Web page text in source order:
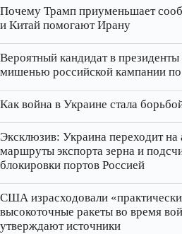
Почему Трамп приуменьшает
и Китай помогают Ирану
Вероятный кандидат в
мишенью российской кампании
Как война в Украине стала
Эксклюзив: Украина переходит на
маршруты экспорта зерна и
блокировки портов Россией
США израсходовали
высокоточные ракеты во время
утверждают источники